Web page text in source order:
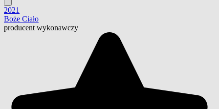
2021
Boże Ciało
producent wykonawczy